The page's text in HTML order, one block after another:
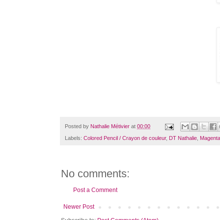
Posted by Nathalie Métivier at 00:00
Labels: Colored Pencil / Crayon de couleur, DT Nathalie,
No comments:
Post a Comment
Newer Post